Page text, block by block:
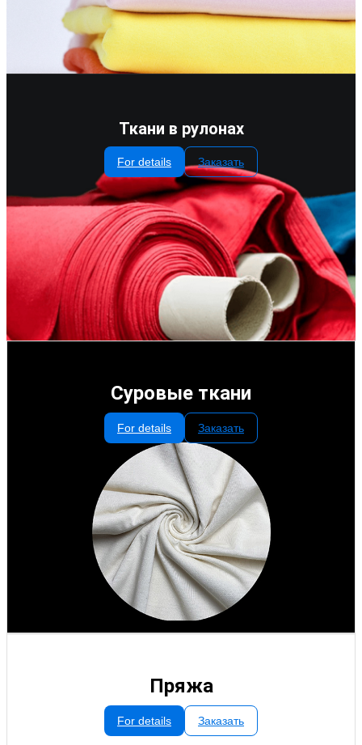
Ткани в рулонах
For details Заказать
Суровые ткани
For details Заказать
Пряжа
For details Заказать